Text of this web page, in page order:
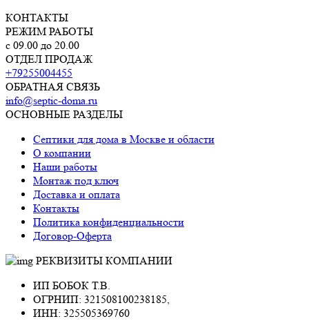
КОНТАКТЫ
РЕЖИМ РАБОТЫ
с 09.00 до 20.00
ОТДЕЛ ПРОДАЖ
+79255004455
ОБРАТНАЯ СВЯЗЬ
info@septic-doma.ru
ОСНОВНЫЕ РАЗДЕЛЫ
Септики для дома в Москве и области
О компании
Наши работы
Монтаж под ключ
Доставка и оплата
Контакты
Политика конфиденциальности
Договор-Оферта
РЕКВИЗИТЫ КОМПАНИИ
ИП БОБОК Т.В.
ОГРНИП: 321508100238185,
ИНН: 325505369760